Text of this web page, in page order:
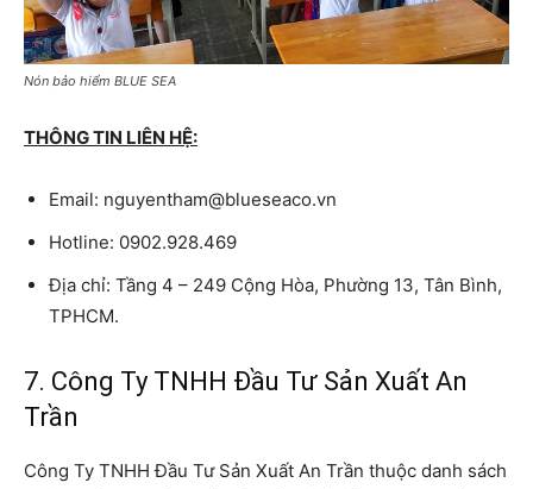
Nón bảo hiểm BLUE SEA
THÔNG TIN LIÊN HỆ:
Email: nguyentham@blueseaco.vn
Hotline: 0902.928.469
Địa chỉ: Tầng 4 – 249 Cộng Hòa, Phường 13, Tân Bình,
TPHCM.
7. Công Ty TNHH Đầu Tư Sản Xuất An
Trần
Công Ty TNHH Đầu Tư Sản Xuất An Trần thuộc danh sách